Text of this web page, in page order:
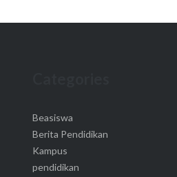
Beasiswa
Berita Pendidikan
Kampus
pendidikan